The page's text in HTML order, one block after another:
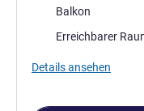
Vorteile der Unterkunft :
Balkon
Erreichbarer
Details ansehen